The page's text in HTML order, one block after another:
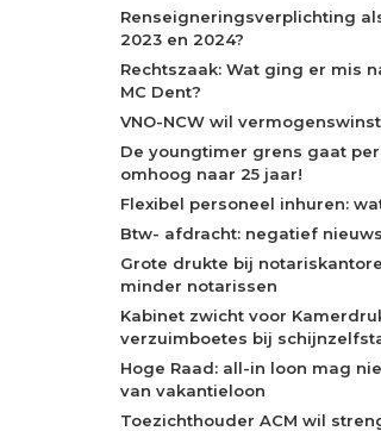
Renseigneringsverplichting
2023 en 2024?
Rechtszaak: Wat ging er mis
MC Dent?
VNO-NCW wil
De youngtimer grens gaat per
omhoog naar 25 jaar!
Flexibel personeel inhuren:
Btw- afdracht: negatief
Grote drukte bij
minder notarissen
Kabinet zwicht voor
verzuimboetes bij
Hoge Raad: all-in loon mag
van vakantieloon
Toezichthouder ACM wil